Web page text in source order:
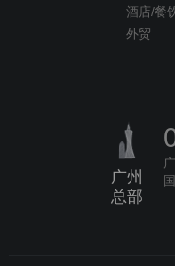
酒店/餐
外贸
广州
总部